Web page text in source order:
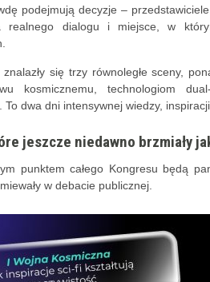
podejmują decyzje –
realnego dialogu i miejsce, w
się trzy równoległe sceny,
kosmicznemu, technologiom
To dwa dni intensywnej wiedzy,
jeszcze niedawno brzmiały
punktem całego Kongresu będą
w debacie publicznej.